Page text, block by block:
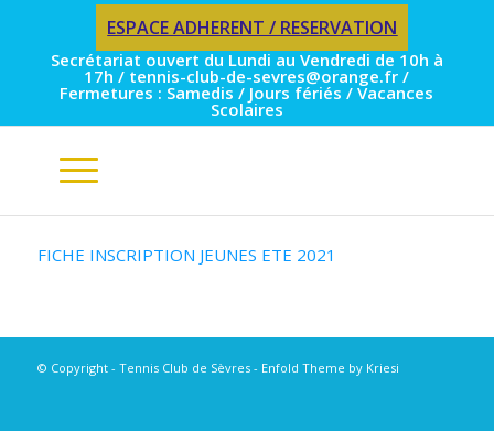
ESPACE ADHERENT / RESERVATION
Secrétariat ouvert du Lundi au Vendredi de 10h à
17h / tennis-club-de-sevres@orange.fr /
Fermetures : Samedis / Jours fériés / Vacances
Scolaires
FICHE INSCRIPTION JEUNES ETE 2021
© Copyright - Tennis Club de Sèvres - Enfold Theme by Kriesi